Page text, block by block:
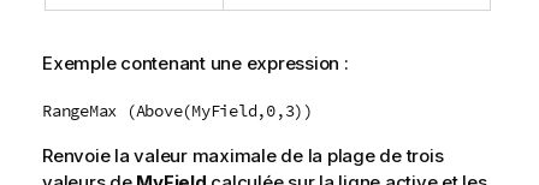
Exemple contenant une expression :
RangeMax (Above(MyField,0,3))
Renvoie la valeur maximale de la plage de trois